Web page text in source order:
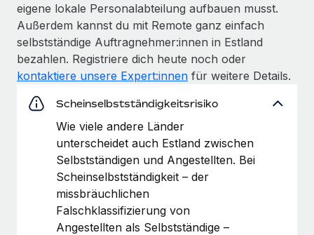
eigene lokale Personalabteilung aufbauen musst.
Außerdem kannst du mit Remote ganz einfach
selbstständige Auftragnehmer:innen in Estland
bezahlen. Registriere dich heute noch oder
kontaktiere unsere Expert:innen für weitere Details.
Scheinselbstständigkeitsrisiko
Wie viele andere Länder
unterscheidet auch Estland zwischen
Selbstständigen und Angestellten. Bei
Scheinselbstständigkeit – der
missbräuchlichen
Falschklassifizierung von
Angestellten als Selbstständige –